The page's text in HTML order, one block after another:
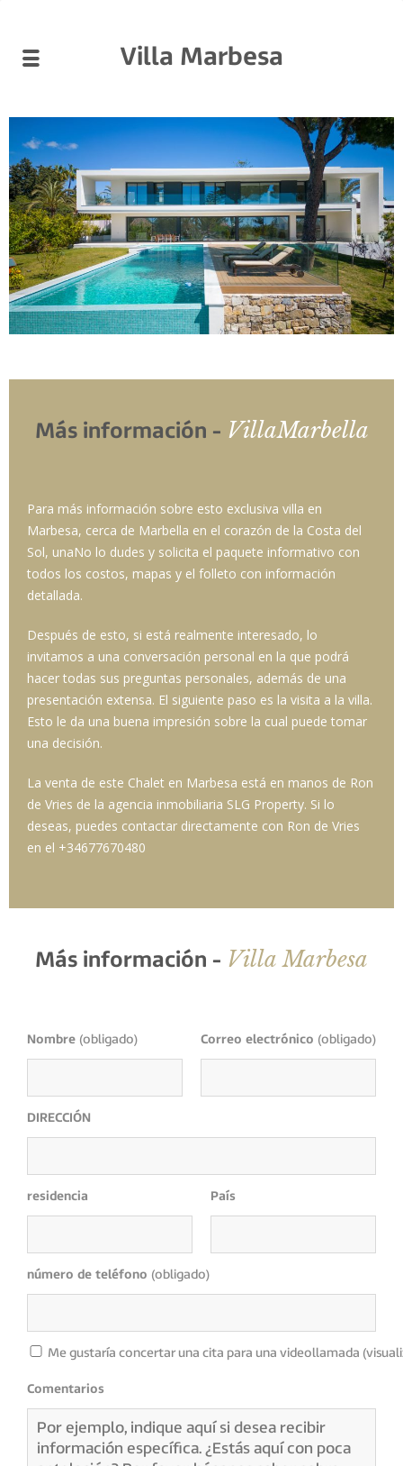
Villa Marbesa
Más información - VillaMarbella
Para más información sobre esto exclusiva villa en
Marbesa, cerca de Marbella en el corazón de la Costa del
Sol, unaNo lo dudes y solicita el paquete informativo con
todos los costos, mapas y el folleto con información
detallada.
Después de esto, si está realmente interesado, lo
invitamos a una conversación personal en la que podrá
hacer todas sus preguntas personales, además de una
presentación extensa. El siguiente paso es la visita a la villa.
Esto le da una buena impresión sobre la cual puede tomar
una decisión.
La venta de este Chalet en Marbesa está en manos de Ron
de Vries de la agencia inmobiliaria SLG Property. Si lo
deseas, puedes contactar directamente con Ron de Vries
en el +34677670480
Más información - Villa Marbesa
Nombre (obligado) Correo electrónico (obligado)
DIRECCIÓN
residencia País
número de teléfono (obligado)
Me gustaría concertar una cita para una videollamada
Comentarios